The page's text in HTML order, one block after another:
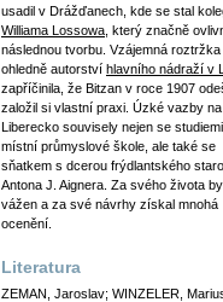
usadil v Drážďanech, kde se stal
Williama Lossowa , který značně
následnou tvorbu. Vzájemná roztržka
ohledně autorství hlavního nádraží v
zapříčinila, že Bitzan v roce 1907
založil si vlastní praxi. Úzké vazby na
Liberecko souvisely nejen se
místní průmyslové škole, ale také se
sňatkem s dcerou frýdlantského
Antona J. Aignera. Za svého života
vážen a za své návrhy získal mnohá
ocenění.
Literatura
ZEMAN, Jaroslav; WINZELER,